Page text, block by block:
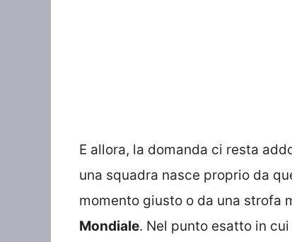
E allora, la domanda ci resta
una squadra nasce proprio da
momento giusto o da una strofa
Mondiale. Nel punto esatto in